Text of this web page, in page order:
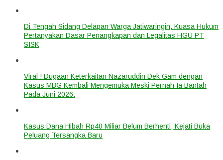
Di Tengah Sidang Delapan Warga Jatiwaringin, Kuasa Hukum
Pertanyakan Dasar Penangkapan dan Legalitas HGU PT
SISK
Viral ! Dugaan Keterkaitan Nazaruddin Dek Gam dengan
Kasus MBG Kembali Mengemuka Meski Pernah Ia Bantah
Pada Juni 2026.
Kasus Dana Hibah Rp40 Miliar Belum Berhenti, Kejati Buka
Peluang Tersangka Baru